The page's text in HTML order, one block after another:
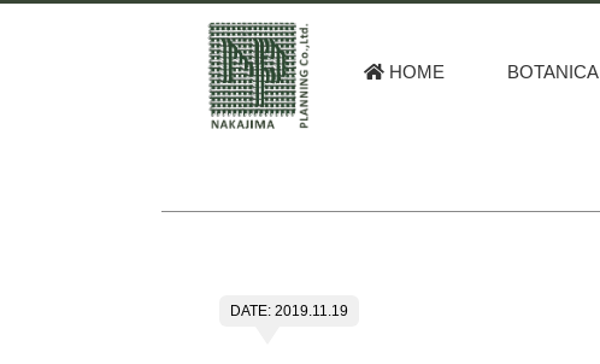
HOME BOTANICA
DATE: 2019.11.19